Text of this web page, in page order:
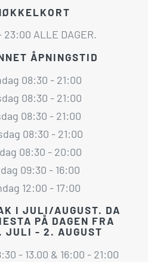
ALLE DAGER.
ÅPNINGSTID
08:30 - 21:00
08:30 - 21:00
08:30 - 21:00
08:30 - 21:00
08:30 - 20:00
09:30 - 16:00
12:00 - 17:00
I JULI/AUGUST. DA
PÅ DAGEN FRA
JULI - 2. AUGUST
- 13.00 & 16:00 - 21:00